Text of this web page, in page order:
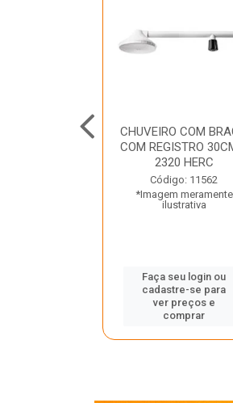
CHUVEIRO COM
COM REGISTRO
2320 HERC
Código: 11562
*Imagem meramente
ilustrativa
Faça seu login ou
cadastre-se para
ver preços e
comprar